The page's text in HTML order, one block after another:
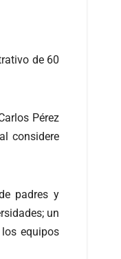
de 60
Pérez
considere
padres y
un
equipos